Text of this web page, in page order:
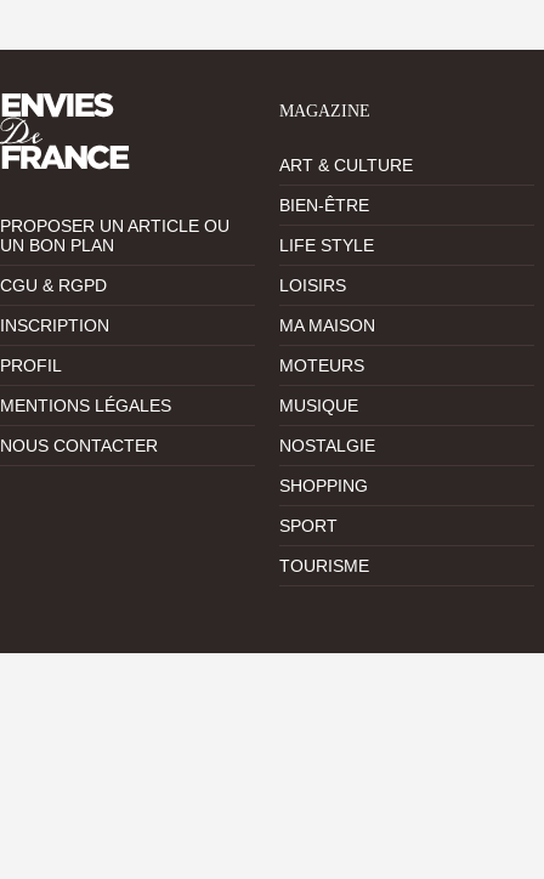
PROPOSER UN ARTICLE OU
UN BON PLAN
CGU & RGPD
INSCRIPTION
PROFIL
MENTIONS LÉGALES
NOUS CONTACTER
MAGAZINE
ART & CULTURE
BIEN-ÊTRE
LIFE STYLE
LOISIRS
MA MAISON
MOTEURS
MUSIQUE
NOSTALGIE
SHOPPING
SPORT
TOURISME